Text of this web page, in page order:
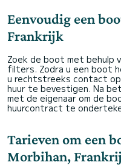
Eenvoudig een
Frankrijk
Zoek de boot met behulp
filters. Zodra u een boot
u rechtstreeks contact
huur te bevestigen. Na
met de eigenaar om de
huurcontract te
Tarieven om een
Morbihan,